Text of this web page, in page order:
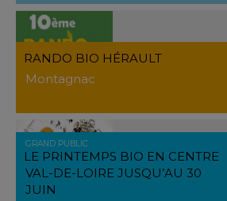
RANDO BIO HÉRAULT
Montagnac
GRAND PUBLIC
LE PRINTEMPS BIO EN CENTRE
VAL-DE-LOIRE JUSQU’AU 30
JUIN